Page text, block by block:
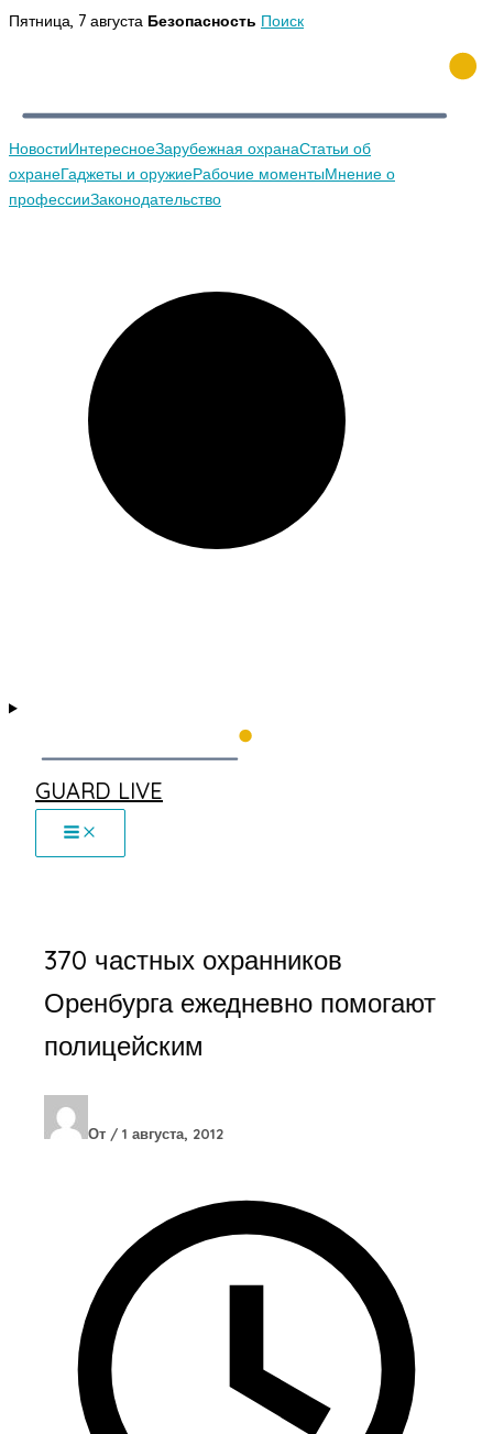
Перейти
Пятница, 7 августа Безопасность Поиск
НовостиИнтересноеЗарубежная охранаСтатьи об
охранеГаджеты и оружиеРабочие моментыМнение о
профессииЗаконодательство
GUARD LIVE
370 частных охранников
Оренбурга ежедневно помогают
полицейским
От / 1 августа, 2012